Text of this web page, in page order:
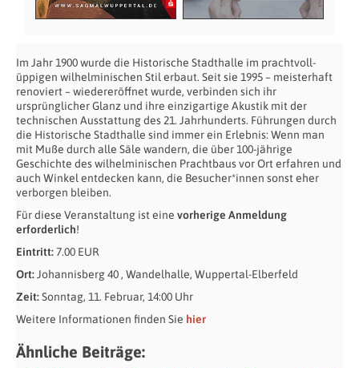
Im Jahr 1900 wurde die Historische Stadthalle im prachtvoll-
üppigen wilhelminischen Stil erbaut. Seit sie 1995 – meisterhaft
renoviert – wiedereröffnet wurde, verbinden sich ihr
ursprünglicher Glanz und ihre einzigartige Akustik mit der
technischen Ausstattung des 21. Jahrhunderts. Führungen durch
die Historische Stadthalle sind immer ein Erlebnis: Wenn man
mit Muße durch alle Säle wandern, die über 100-jährige
Geschichte des wilhelminischen Prachtbaus vor Ort erfahren und
auch Winkel entdecken kann, die Besucher*innen sonst eher
verborgen bleiben.
Für diese Veranstaltung ist eine vorherige Anmeldung
erforderlich!
Eintritt:7.00 EUR
Ort:Johannisberg 40 , Wandelhalle, Wuppertal-Elberfeld
Zeit:Sonntag, 11. Februar, 14:00 Uhr
Weitere Informationen finden Sie hier
Ähnliche Beiträge: